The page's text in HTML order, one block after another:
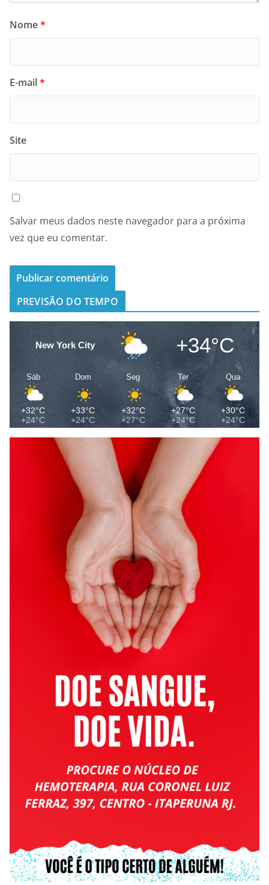
Nome*
E-mail*
Site
Salvar meus dados neste navegador para a próxima
vez que eu comentar.
PREVISÃO DO TEMPO
New York City +34°C
Sáb
+32°C
+24°C
Dom
+33°C
+24°C
Seg
+32°C
+27°C
Ter
+27°C
+24°C
Qua
+30°C
+24°C